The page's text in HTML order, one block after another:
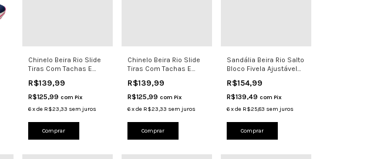
Chinelo Beira Rio Slide
Tiras Com Tachas E
R$139,99
R$125,99 com Pix
6xde R$23,33 sem juros
Comprar
Chinelo Beira Rio Slide
Tiras Com Tachas E
R$139,99
R$125,99 com Pix
6xde R$23,33 sem juros
Comprar
Sandália Beira Rio Salto
Bloco Fivela Ajustável
R$154,99
R$139,49 com Pix
6xde R$25,83 sem juros
Comprar